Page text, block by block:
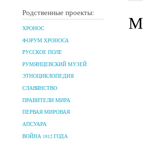
Родственные проекты:
ХРОНОС
ФОРУМ ХРОНОСА
РУССКОЕ ПОЛЕ
РУМЯНЦЕВСКИЙ МУЗЕЙ
ЭТНОЦИКЛОПЕДИЯ
СЛАВЯНСТВО
ПРАВИТЕЛИ МИРА
ПЕРВАЯ МИРОВАЯ
АПСУАРА
ВОЙНА 1812 ГОДА